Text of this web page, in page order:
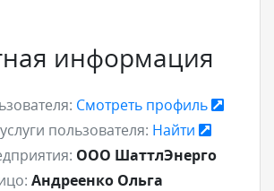
информация
Смотреть профиль
пользователя: Найти
ООО ШаттлЭнерго
Андреенко Ольга